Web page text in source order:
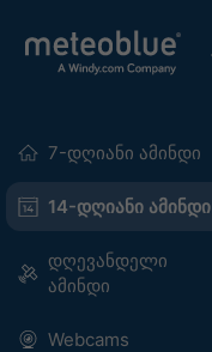
7-დღიანი ამინდი
14-დღიანი ამინდი
დღევანდელი
ამინდი
Webcams